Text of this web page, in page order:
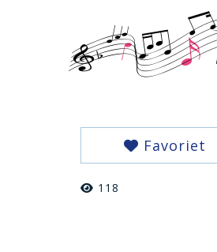
Favoriet
118